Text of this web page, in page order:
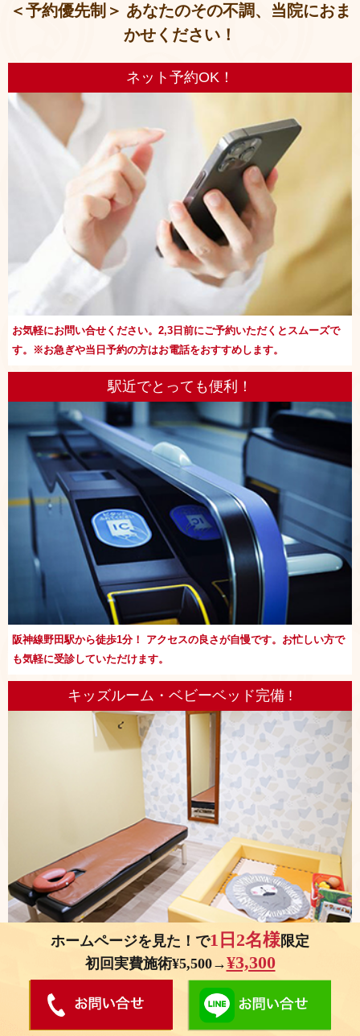
＜予約優先制＞ あなたのその不調、当院におま
かせください！
ネット予約OK！
お気軽にお問い合せください。2,3日前にご予約いただくとスムーズで
す。※お急ぎや当日予約の方はお電話をおすすめします。
駅近でとっても便利！
阪神線野田駅から徒歩1分！ アクセスの良さが自慢です。お忙しい方で
も気軽に受診していただけます。
キッズルーム・ベビーベッド完備 !
お子さまを預けることが出来ないママさんでも大丈夫！お子さまが遊べ
るスペースを設けております。
ホームページを見た！で1日2名様限定
初回実費施術¥5,500→¥3,300